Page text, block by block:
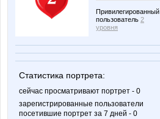
Привилегированный
пользователь 2
уровня
Статистика портрета:
сейчас просматривают портрет - 0
зарегистрированные пользователи
посетившие портрет за 7 дней - 0